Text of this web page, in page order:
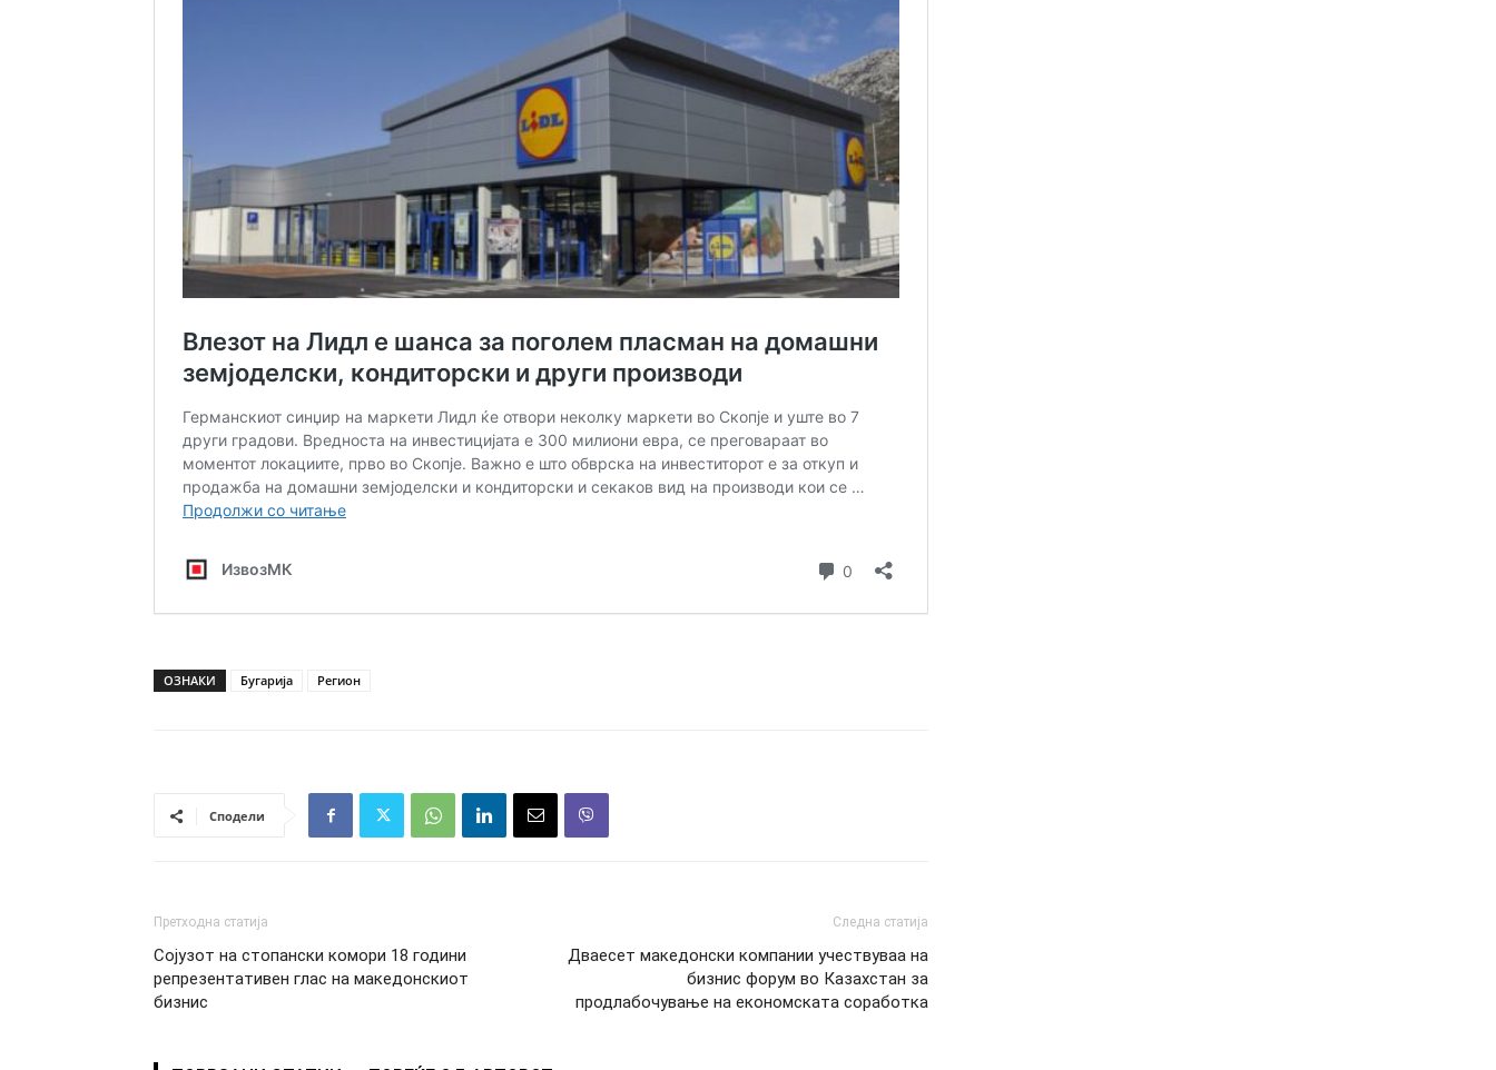
ОЗНАКИ Бугарија Регион
Сподели
Претходна статија
Сојузот на стопански комори 18 години
репрезентативен глас на македонскиот
бизнис
Следна статија
Дваесет македонски компании учествуваа на
бизнис форум во Казахстан за
продлабочување на економската соработка